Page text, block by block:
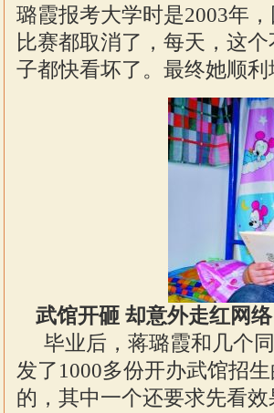
璐霞报考大学时是2003年
比赛都取消了，每天，这
子都快看坏了。最终她顺
武馆开砸 却意外走红网络
毕业后，蒋璐霞和几个
发了1000多份开办武馆招
的，其中一个还要求先看